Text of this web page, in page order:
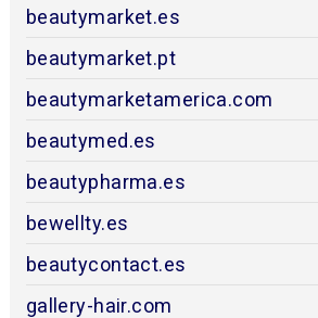
beautymarket.es
beautymarket.pt
beautymarketamerica.com
beautymed.es
beautypharma.es
bewellty.es
beautycontact.es
gallery-hair.com